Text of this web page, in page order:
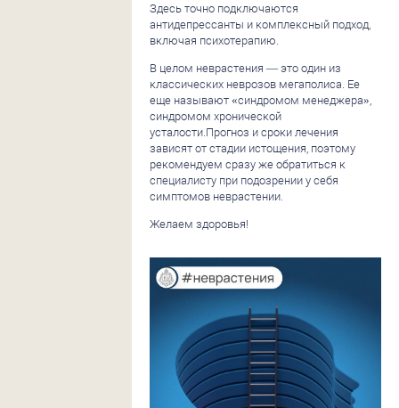
Здесь точно подключаются
антидепрессанты и комплексный подход,
включая психотерапию.
В целом неврастения — это один из
классических неврозов мегаполиса. Ее
еще называют «синдромом менеджера»,
синдромом хронической
усталости.Прогноз и сроки лечения
зависят от стадии истощения, поэтому
рекомендуем сразу же обратиться к
специалисту при подозрении у себя
симптомов неврастении.
Желаем здоровья!